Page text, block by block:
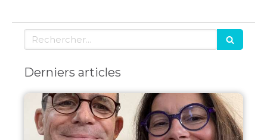
Rechercher
Derniers articles